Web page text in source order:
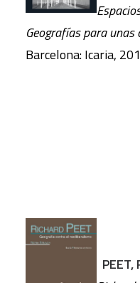
Geografías para
Barcelona: Icaria,
PEET,